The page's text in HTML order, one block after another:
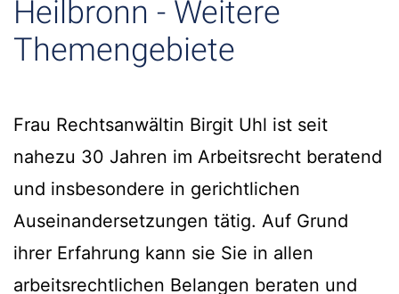
Heilbronn - Weitere
Themengebiete
Frau Rechtsanwältin Birgit Uhl ist seit
nahezu 30 Jahren im Arbeitsrecht beratend
und insbesondere in gerichtlichen
Auseinandersetzungen tätig. Auf Grund
ihrer Erfahrung kann sie Sie in allen
arbeitsrechtlichen Belangen beraten und